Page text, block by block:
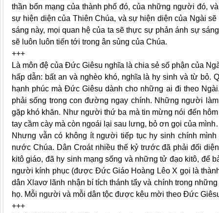
thần bổn mạng của thành phố đó, của những người đó,
sự hiện diện của Thiên Chúa, và sự hiện diện của Ngài
sáng này, mọi quan hệ của ta sẽ thực sự phản ánh sự
sẽ luôn luôn tiến tới trong ân sủng của Chúa.
+++
Là môn đệ của Đức Giêsu nghĩa là chia sẻ số phận của
hấp dẫn: bất an và nghèo khó, nghĩa là hy sinh và từ bỏ.
hạnh phúc mà Đức Giêsu dành cho những ai đi theo
phải sống trong con đường ngay chính. Những người
gặp khó khăn. Như người thứ ba mà tin mừng nói đến
tay cầm cày mà còn ngoái lại sau lưng, bỏ ơn gọi của
Nhưng vẫn có không ít người tiếp tục hy sinh chính
nước Chúa. Dân Croát nhiều thế kỷ trước đã phải đối
kitô giáo, đã hy sinh mạng sống và những tử đạo kitô, để
người kính phục (được Đức Giáo Hoàng Lêo X gọi là
dân Xlavơ lãnh nhận bí tích thánh tẩy và chính trong
họ. Mỗi người và mỗi dân tộc được kêu mời theo Đức
+++